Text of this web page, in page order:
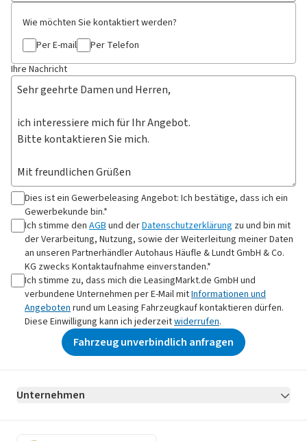
Wie möchten Sie kontaktiert werden?
Per E-mail
Per Telefon
Ihre Nachricht
Dies ist ein Gewerbeleasing Angebot: Ich bestätige, dass ich ein
Gewerbekunde bin.*
Ich stimme den AGBund derDatenschutzerklärung zu und bin mit
der Verarbeitung, Nutzung, sowie der Weiterleitung meiner Daten
an unseren Partnerhändler Autohaus Häufle & Lundt GmbH & Co.
KG zwecks Kontaktaufnahme einverstanden.*
Ich stimme zu, dass mich die LeasingMarkt.de GmbH und
verbundene Unternehmen per E-Mail mitInformationen und
Angebotenrund um Leasing Fahrzeugkauf kontaktieren dürfen.
Diese Einwilligung kann ich jederzeitwiderrufen.
Fahrzeug unverbindlich anfragen
Unternehmen